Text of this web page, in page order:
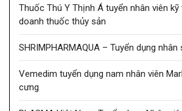
Thuốc Thú Y Thịnh Á tuyển nhân viên kỹ
doanh thuốc thủy sản
SHRIMPHARMAQUA – Tuyển dụng nhân
Vemedim tuyển dụng nam nhân viên
cưng